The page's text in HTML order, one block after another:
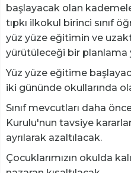
başlayacak olan
tıpkı ilkokul birinci sınıf
yüz yüze eğitimin ve
yürütüleceği bir planlama
Yüz yüze eğitime
iki gününde okullarında
Sınıf mevcutları daha
Kurulu'nun tavsiye
ayrılarak azaltılacak.
Çocuklarımızın okulda